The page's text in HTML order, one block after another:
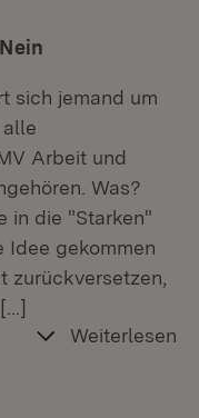
sich jemand um
Arbeit und
Was?
in die "Starken"
Idee gekommen
zurückversetzen,
[…]
Weiterlesen